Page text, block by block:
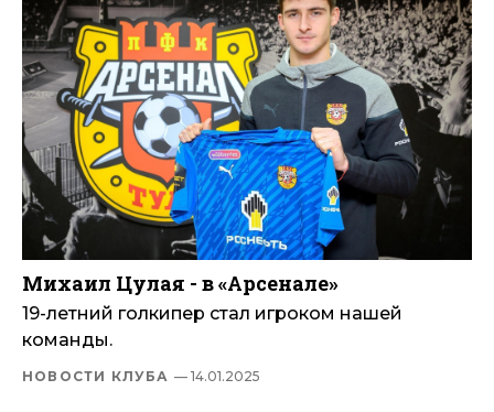
Михаил Цулая - в «Арсенале»
19-летний голкипер стал игроком нашей
команды.
НОВОСТИ КЛУБА — 14.01.2025